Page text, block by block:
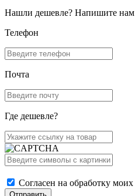
Нашли дешевле? Напишите нам
Телефон
Почта
Где дешевле?
Согласен на обработку моих